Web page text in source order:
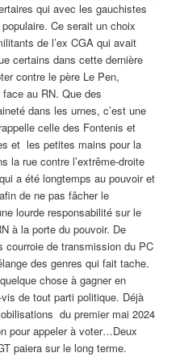
qui avec les gauchistes
Ce serait un choix
de l’ex CGA qui avait
certains dans cette dernière
contre le père Le Pen,
au RN. Que des
dans les urnes, c’est une
celle des Fontenis et
et les petites mains pour la
la rue contre l’extrême-droite
a été longtemps au pouvoir et
de ne pas fâcher le
lourde responsabilité sur le
à la porte du pouvoir. De
courroie de transmission du PC
des genres qui fait tache.
chose à gagner en
de tout parti politique. Déjà
du premier mai 2024
pour appeler à voter…Deux
paiera sur le long terme.